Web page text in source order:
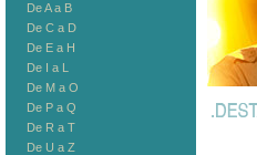
De A a B
De C a D
De E a H
De I a L
De M a O
De P a Q
De R a T
De U a Z